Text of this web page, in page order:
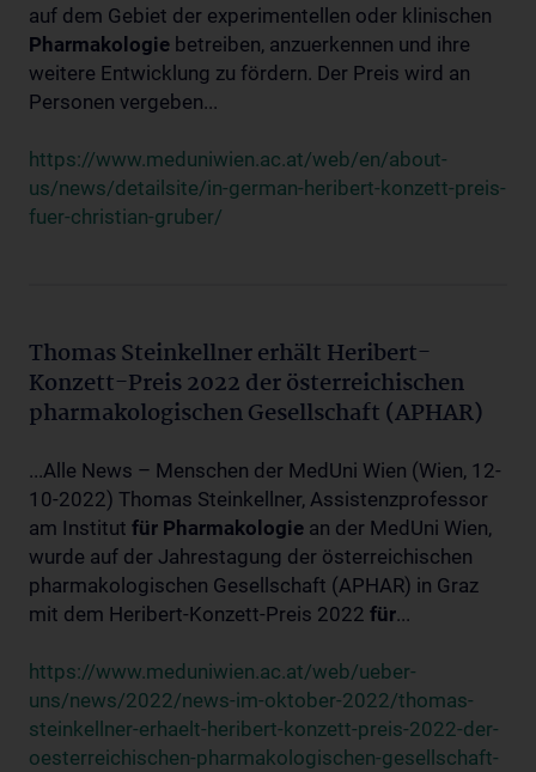
auf dem Gebiet der experimentellen oder klinischen
Pharmakologie betreiben, anzuerkennen und ihre
weitere Entwicklung zu fördern. Der Preis wird an
Personen vergeben...
https://www.meduniwien.ac.at/web/en/about-
us/news/detailsite/in-german-heribert-konzett-preis-
fuer-christian-gruber/
Thomas Steinkellner erhält Heribert-
Konzett-Preis 2022 der österreichischen
pharmakologischen Gesellschaft (APHAR)
...Alle News – Menschen der MedUni Wien (Wien, 12-
10-2022) Thomas Steinkellner, Assistenzprofessor
am Institut für Pharmakologie an der MedUni Wien,
wurde auf der Jahrestagung der österreichischen
pharmakologischen Gesellschaft (APHAR) in Graz
mit dem Heribert-Konzett-Preis 2022 für...
https://www.meduniwien.ac.at/web/ueber-
uns/news/2022/news-im-oktober-2022/thomas-
steinkellner-erhaelt-heribert-konzett-preis-2022-der-
oesterreichischen-pharmakologischen-gesellschaft-